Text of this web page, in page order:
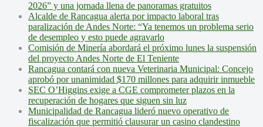
2026” y una jornada llena de panoramas gratuitos
Alcalde de Rancagua alerta por impacto laboral tras
paralización de Andes Norte: “Ya tenemos un problema serio
de desempleo y esto puede agravarlo
Comisión de Minería abordará el próximo lunes la suspensión
del proyecto Andes Norte de El Teniente
Rancagua contará con nueva Veterinaria Municipal: Concejo
aprobó por unanimidad $170 millones para adquirir inmueble
SEC O’Higgins exige a CGE comprometer plazos en la
recuperación de hogares que siguen sin luz
Municipalidad de Rancagua lideró nuevo operativo de
fiscalización que permitió clausurar un casino clandestino